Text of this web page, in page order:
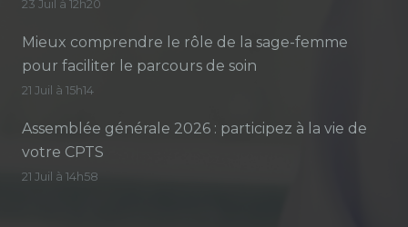
23 Juil à 12h20
Mieux comprendre le rôle de la sage-femme
pour faciliter le parcours de soin
21 Juil à 15h14
Assemblée générale 2026 : participez à la vie de
votre CPTS
21 Juil à 14h58